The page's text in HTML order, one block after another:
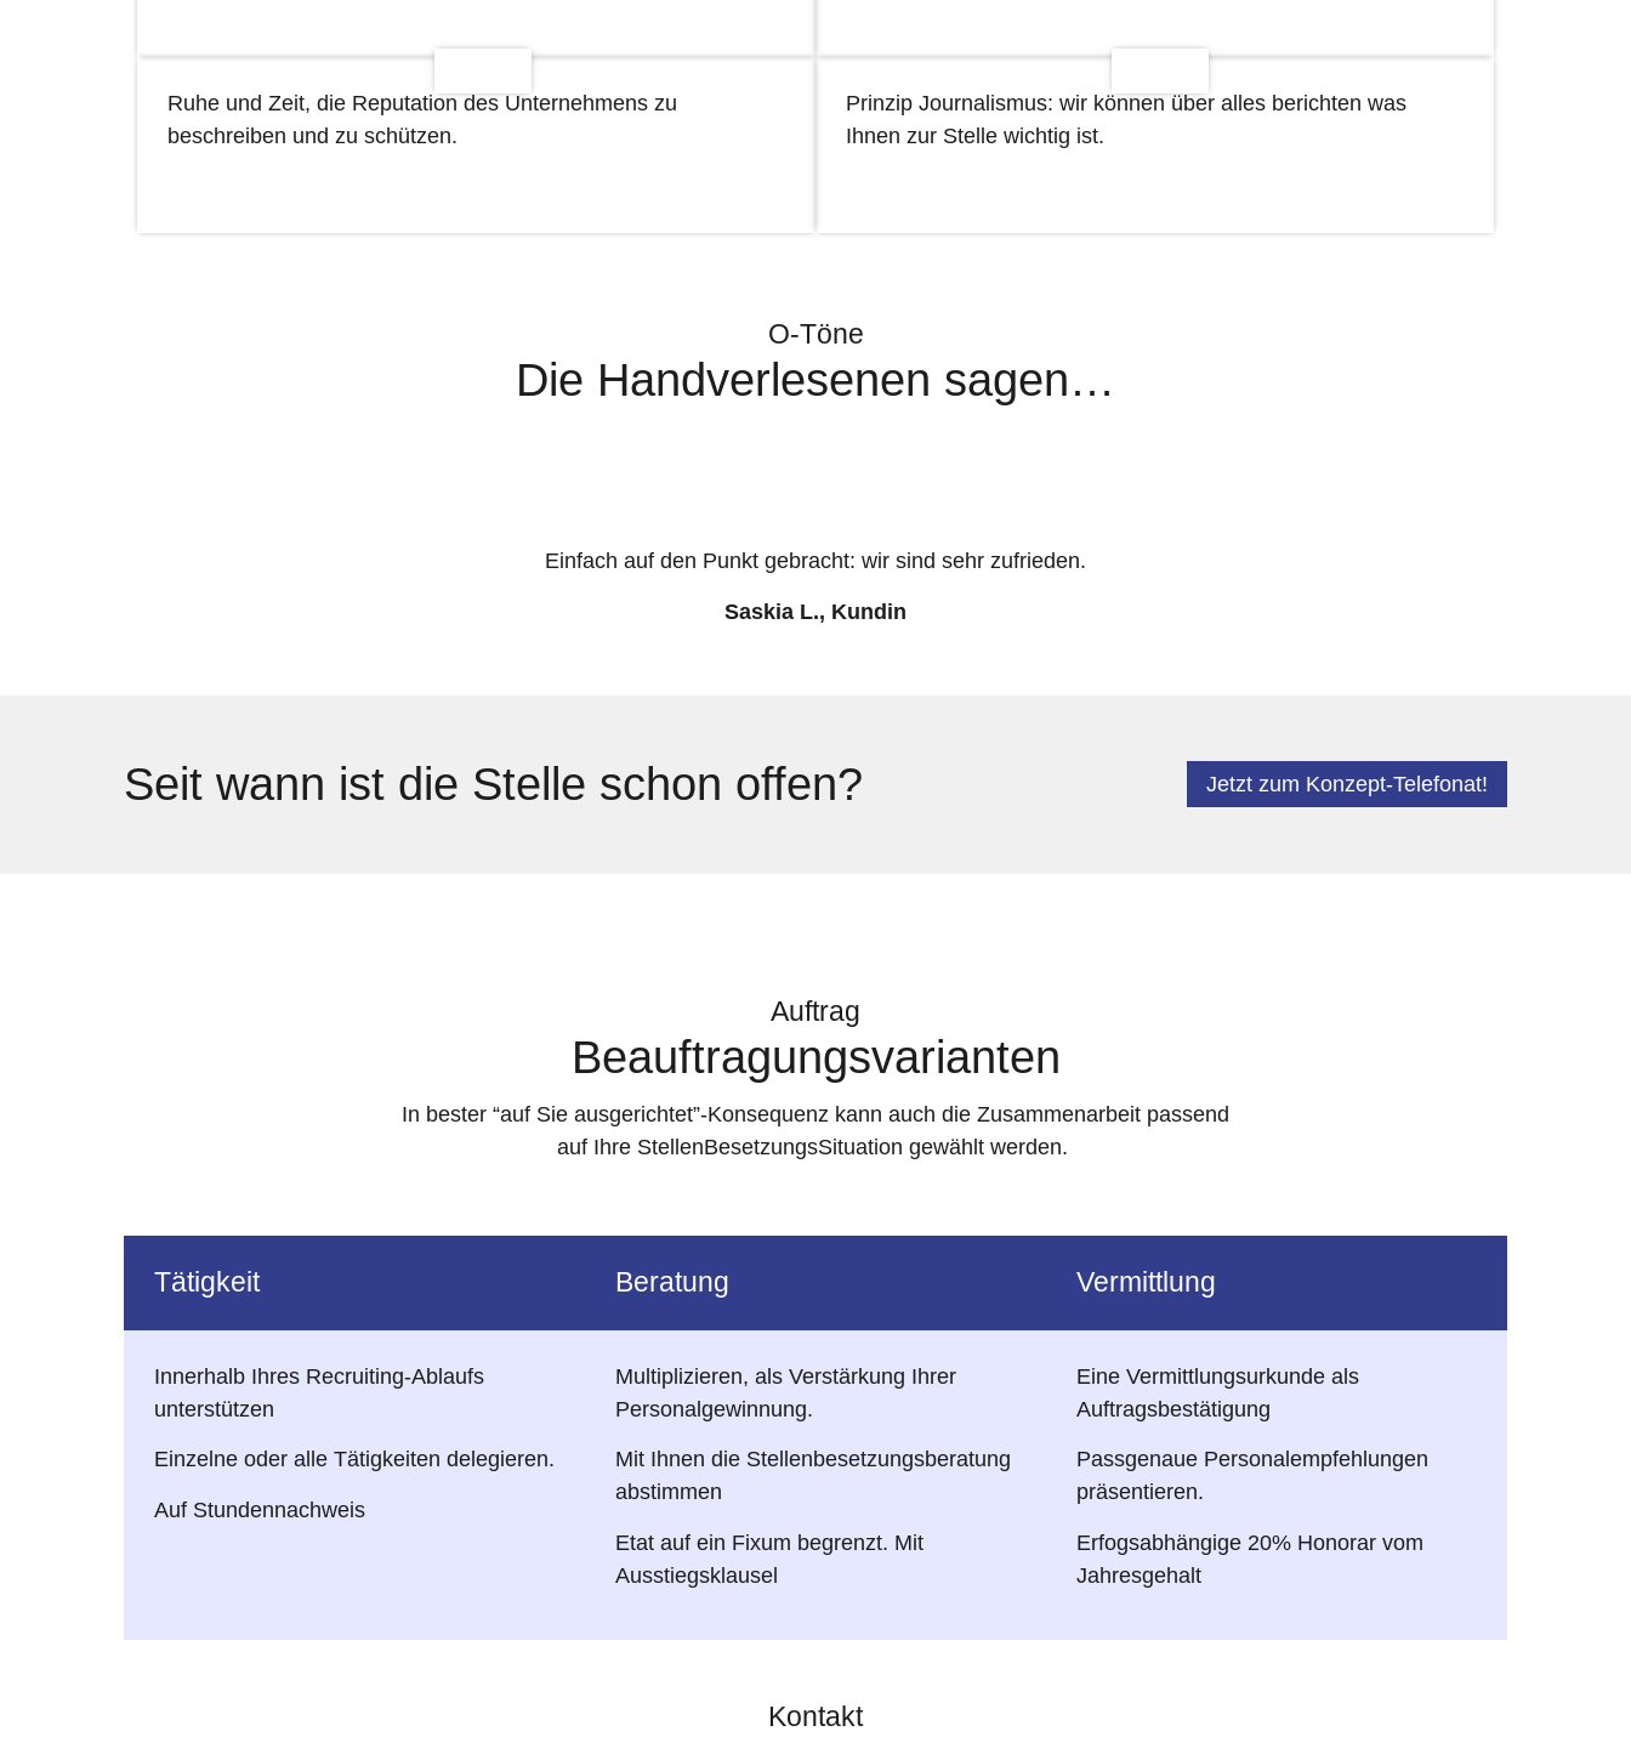
Ruhe und Zeit, die Reputation des Unternehmens zu
beschreiben und zu schützen.
Prinzip Journalismus: wir können über alles berichten was
Ihnen zur Stelle wichtig ist.
O-Töne
Die Handverlesenen sagen…
Einfach auf den Punkt gebracht: wir sind sehr zufrieden.
Saskia L., Kundin
Seit wann ist die Stelle schon offen? Jetzt zum Konzept-Telefonat!
Auftrag
Beauftragungsvarianten
In bester “auf Sie ausgerichtet”-Konsequenz kann auch die Zusammenarbeit passend
auf Ihre StellenBesetzungsSituation gewählt werden.
Tätigkeit
Innerhalb Ihres Recruiting-Ablaufs
unterstützen
Einzelne oder alle Tätigkeiten delegieren.
Auf Stundennachweis
Beratung
Multiplizieren, als Verstärkung Ihrer
Personalgewinnung.
Mit Ihnen die Stellenbesetzungsberatung
abstimmen
Etat auf ein Fixum begrenzt. Mit
Ausstiegsklausel
Vermittlung
Eine Vermittlungsurkunde als
Auftragsbestätigung
Passgenaue Personalempfehlungen
präsentieren.
Erfogsabhängige 20% Honorar vom
Jahresgehalt
Kontakt